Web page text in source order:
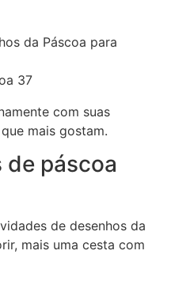
37
com suas
mais gostam.
de páscoa
de desenhos da
mais uma cesta com